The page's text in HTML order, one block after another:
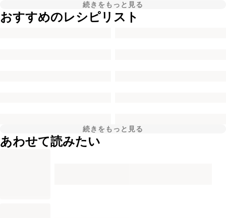
続きをもっと見る
おすすめのレシピリスト
続きをもっと見る
あわせて読みたい